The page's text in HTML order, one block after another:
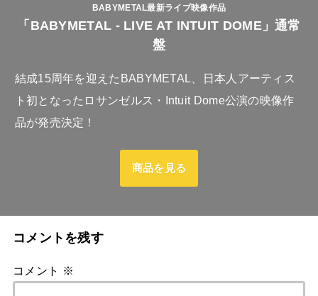
BABYMETAL最新ライブ映像作品
「BABYMETAL - LIVE AT INTUIT DOME」通常
盤
結成15周年を迎えたBABYMETAL、日本人アーティス
ト初となったロサンゼルス・Intuit Dome公演の映像作
品が発売決定！
商品を見る
コメントを残す
コメント ※